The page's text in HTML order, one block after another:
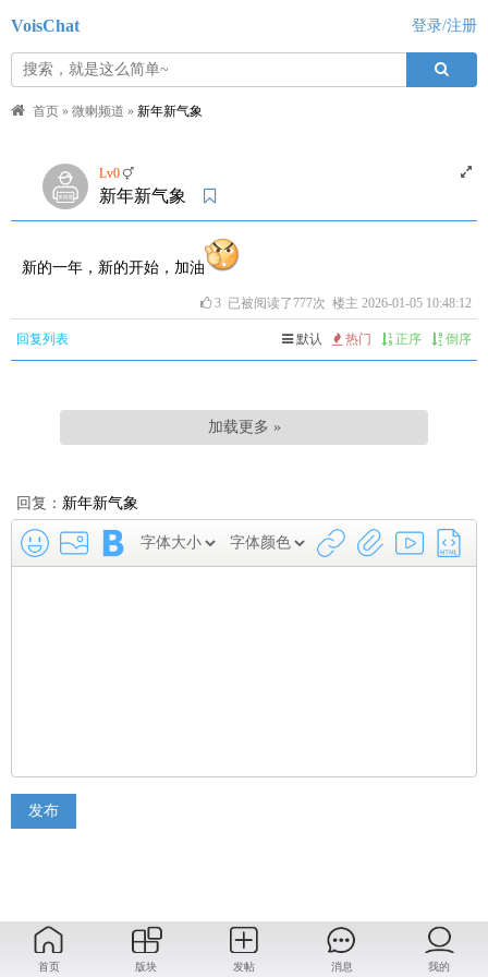
首页 版块 发帖 消息 我的
VoisChat 登录/注册
首页 » 微喇频道 » 新年新气象
Lv0
新年新气象
新的一年，新的开始，加油
3 已被阅读了777次 楼主 2026-01-05 10:48:12
回复列表 默认 热门 正序 倒序
加载更多 »
回复： 新年新气象
发布